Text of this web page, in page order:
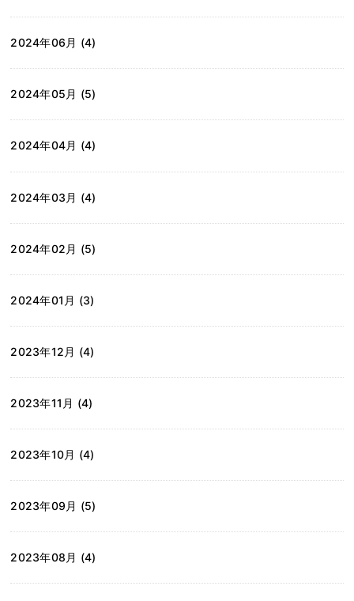
2024年06月 (4)
2024年05月 (5)
2024年04月 (4)
2024年03月 (4)
2024年02月 (5)
2024年01月 (3)
2023年12月 (4)
2023年11月 (4)
2023年10月 (4)
2023年09月 (5)
2023年08月 (4)